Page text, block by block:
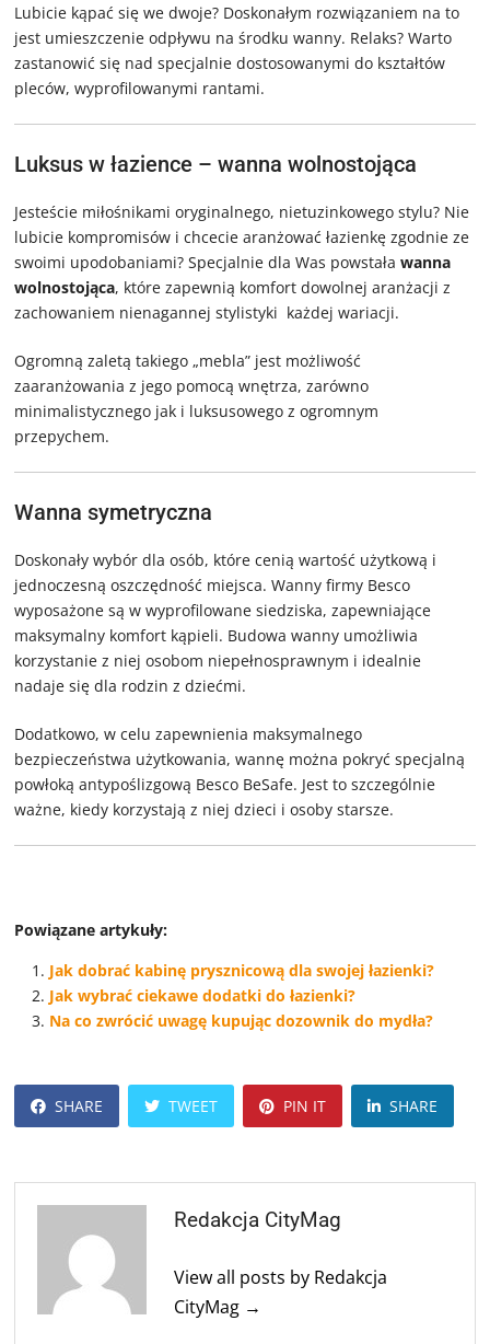
Lubicie kąpać się we dwoje? Doskonałym rozwiązaniem na to
jest umieszczenie odpływu na środku wanny. Relaks? Warto
zastanowić się nad specjalnie dostosowanymi do kształtów
pleców, wyprofilowanymi rantami.
Luksus w łazience – wanna wolnostojąca
Jesteście miłośnikami oryginalnego, nietuzinkowego stylu? Nie
lubicie kompromisów i chcecie aranżować łazienkę zgodnie ze
swoimi upodobaniami? Specjalnie dla Was powstaławanna
wolnostojąca, które zapewnią komfort dowolnej aranżacji z
zachowaniem nienagannej stylistyki każdej wariacji.
Ogromną zaletą takiego „mebla” jest możliwość
zaaranżowania z jego pomocą wnętrza, zarówno
minimalistycznego jak i luksusowego z ogromnym
przepychem.
Wanna symetryczna
Doskonały wybór dla osób, które cenią wartość użytkową i
jednoczesną oszczędność miejsca. Wanny firmy Besco
wyposażone są w wyprofilowane siedziska, zapewniające
maksymalny komfort kąpieli. Budowa wanny umożliwia
korzystanie z niej osobom niepełnosprawnym i idealnie
nadaje się dla rodzin z dziećmi.
Dodatkowo, w celu zapewnienia maksymalnego
bezpieczeństwa użytkowania, wannę można pokryć specjalną
powłoką antypoślizgową Besco BeSafe. Jest to szczególnie
ważne, kiedy korzystają z niej dzieci i osoby starsze.
Powiązane artykuły:
Jak dobrać kabinę prysznicową dla swojej łazienki?
Jak wybrać ciekawe dodatki do łazienki?
Na co zwrócić uwagę kupując dozownik do mydła?
SHARE TWEET PIN IT SHARE
Redakcja CityMag
View all posts by Redakcja
CityMag →